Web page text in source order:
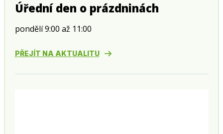
Úřední den o prázdninách
pondělí 9:00 až 11:00
PŘEJÍT NA AKTUALITU